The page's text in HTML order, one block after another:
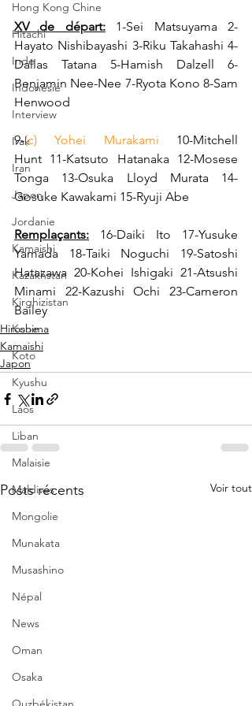
Hong Kong Chine
Hitachi
Inde
Indonésie
Interview
Irak
Iran
Japon
Jordanie
Kamaishi
Kazakhstan
Kirghizistan
Kobe
Koto
Kyushu
Laos
Liban
Malaisie
Maldives
Mongolie
Munakata
Musashino
Népal
News
Oman
Osaka
XV de départ: 1-Sei Matsuyama 2-
Hayato Nishibayashi 3-Riku Takahashi 4-
Dallas Tatana 5-Hamish Dalzell 6-
Benjamin Nee-Nee 7-Ryota Kono 8-Sam
Henwood
9-(c) Yohei Murakami 10-Mitchell
Hunt 11-Katsuto Hatanaka 12-Mosese
Tonga 13-Osuka Lloyd Murata 14-
Gosuke Kawakami 15-Ryuji Abe
Remplaçants: 16-Daiki Ito 17-Yusuke
Yamada 18-Taiki Noguchi 19-Satoshi
Hatazawa 20-Kohei Ishigaki 21-Atsushi
Minami 22-Kazushi Ochi 23-Cameron
Bailey
Hiroshima
Kamaishi
Japon
Posts récents Voir tout